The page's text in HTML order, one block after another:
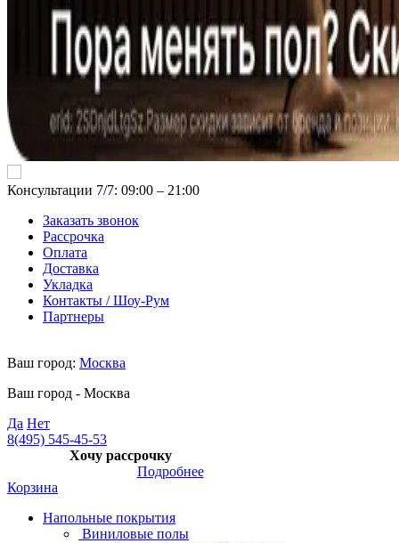
Консультации 7/7: 09:00 ‒ 21:00
Заказать звонок
Рассрочка
Оплата
Доставка
Укладка
Контакты / Шоу-Рум
Партнеры
Ваш город: Москва
Ваш город - Москва
Да Нет
8(495) 545-45-53
Хочу рассрочку
Подробнее
Корзина
Напольные покрытия
Виниловые полы